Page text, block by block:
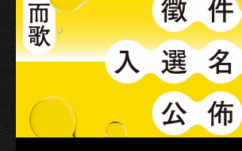
胡
瓜：
聽
朵
懷